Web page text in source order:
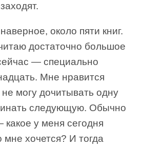
около пяти книг.
достаточно большое
— специально
Мне нравится
могу дочитывать одну
следующую. Обычно
у меня сегодня
мне хочется? И тогда